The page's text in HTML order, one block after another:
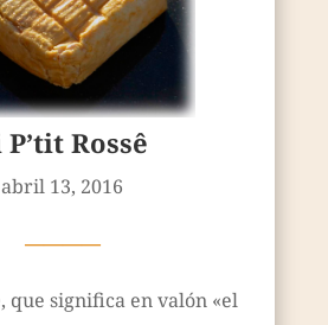
Rossê
abril 13, 2016
————
que significa en valón «el